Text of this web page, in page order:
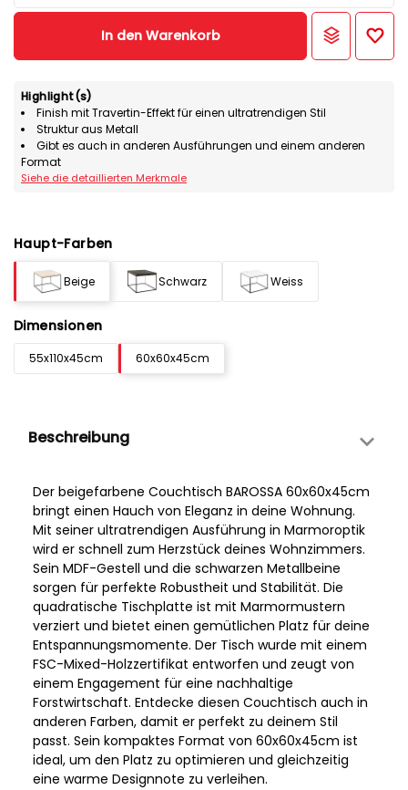
In den Warenkorb
Highlight(s)
Finish mit Travertin-Effekt für einen ultratrendigen Stil
Struktur aus Metall
Gibt es auch in anderen Ausführungen und einem anderen
Format
Siehe die detaillierten Merkmale
Haupt-Farben
Beige Schwarz Weiss
Dimensionen
55x110x45cm 60x60x45cm
Beschreibung
Der beigefarbene Couchtisch BAROSSA 60x60x45cm
bringt einen Hauch von Eleganz in deine Wohnung.
Mit seiner ultratrendigen Ausführung in Marmoroptik
wird er schnell zum Herzstück deines Wohnzimmers.
Sein MDF-Gestell und die schwarzen Metallbeine
sorgen für perfekte Robustheit und Stabilität. Die
quadratische Tischplatte ist mit Marmormustern
verziert und bietet einen gemütlichen Platz für deine
Entspannungsmomente. Der Tisch wurde mit einem
FSC-Mixed-Holzzertifikat entworfen und zeugt von
einem Engagement für eine nachhaltige
Forstwirtschaft. Entdecke diesen Couchtisch auch in
anderen Farben, damit er perfekt zu deinem Stil
passt. Sein kompaktes Format von 60x60x45cm ist
ideal, um den Platz zu optimieren und gleichzeitig
eine warme Designnote zu verleihen.